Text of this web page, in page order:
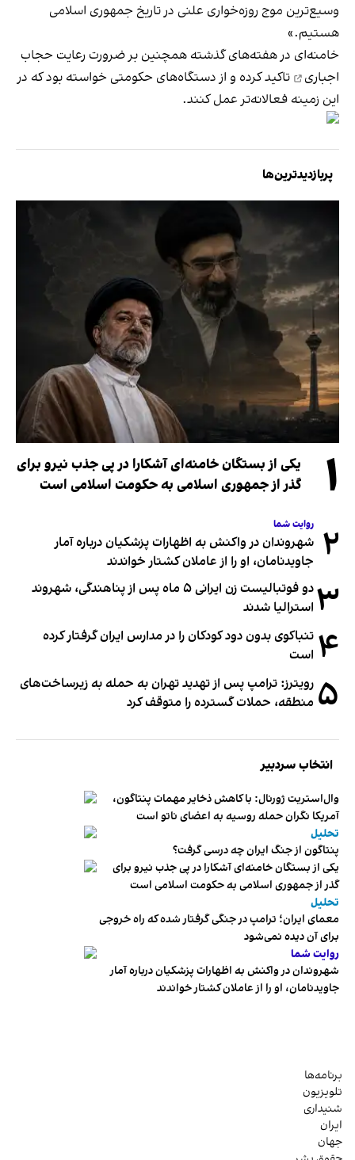
وسیع‌ترین موج روزه‌خواری علنی در تاریخ جمهوری اسلامی
هستیم.»
خامنه‌ای در هفته‌های گذشته همچنین برضرورت رعایت حجاب
اجباری
تاکید کرده و از دستگاه‌های حکومتی خواسته بود که در
این زمینه فعالانه‌تر عمل کنند.
پربازدیدترین‌ها
۱
یکی از بستگان خامنه‌ای آشکارا در پی جذب نیرو برای
گذر از جمهوری اسلامی به حکومت اسلامی است
۲ روایت شما
شهروندان در واکنش به اظهارات پزشکیان درباره آمار
جاویدنامان، او را از عاملان کشتار خواندند
۳
دو فوتبالیست زن ایرانی ۵ ماه پس از پناهندگی، شهروند
استرالیا شدند
۴ تنباکوی بدون دود کودکان را در مدارس ایران گرفتار کرده
است
۵ رویترز: ترامپ پس از تهدید تهران به حمله به زیرساخت‌های
منطقه، حملات گسترده را متوقف کرد
انتخاب سردبیر
وال‌استریت ژورنال: با کاهش ذخایر مهمات پنتاگون،
آمریکا نگران حمله روسیه به اعضای ناتو‌ است
تحلیل
پنتاگون از جنگ ایران چه درسی گرفت؟
یکی از بستگان خامنه‌ای آشکارا در پی جذب نیرو برای
گذر از جمهوری اسلامی به حکومت اسلامی است
تحلیل
معمای ایران؛ ترامپ در جنگی گرفتار شده که راه خروجی
برای آن دیده نمی‌شود
روایت شما
شهروندان در واکنش به اظهارات پزشکیان درباره آمار
جاویدنامان، او را از عاملان کشتار خواندند
برنامه‌ها
تلویزیون
شنیداری
ایران
جهان